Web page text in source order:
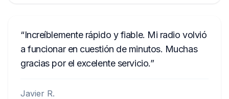
Increíblemente rápido y fiable. Mi radio volvió
a funcionar en cuestión de minutos. Muchas
gracias por el excelente servicio.
Javier R.